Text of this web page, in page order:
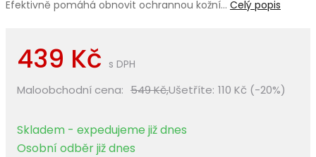
Efektivně pomáhá obnovit ochrannou kožní… Celý popis
439 Kč s DPH
Maloobchodní cena: 549 Kč,Ušetříte: 110 Kč (-20%)
Skladem - expedujeme již dnes
Osobní odběr již dnes